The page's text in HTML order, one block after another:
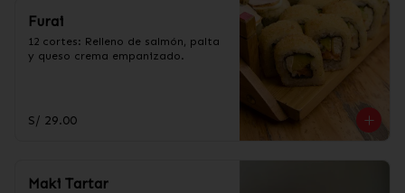
Furai
12 cortes: Relleno de salmón, palta
y queso crema empanizado.
S/ 29.00
Maki Tartar